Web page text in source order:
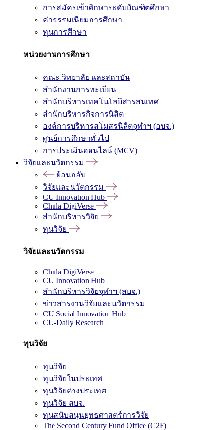
การสมัครเข้าศึกษาระดับบัณฑิตศึกษา
ค่าธรรมเนียมการศึกษา
ทุนการศึกษา
หน่วยงานการศึกษา
คณะ วิทยาลัย และสถาบัน
สำนักงานการทะเบียน
สำนักบริหารเทคโนโลยีสารสนเทศ
สำนักบริหารกิจการนิสิต
องค์การบริหารสโมสรนิสิตจุฬาฯ (อบจ.)
ศูนย์การศึกษาทั่วไป
การประเมินออนไลน์ (MCV)
วิจัยและนวัตกรรม
ย้อนกลับ
วิจัยและนวัตกรรม
CU Innovation Hub
Chula DigiVerse
สำนักบริหารวิจัย
ทุนวิจัย
วิจัยและนวัตกรรม
Chula DigiVerse
CU Innovation Hub
สำนักบริหารวิจัยจุฬาฯ (สบจ.)
ข่าวสารงานวิจัยและนวัตกรรม
CU Social Innovation Hub
CU-Daily Research
ทุนวิจัย
ทุนวิจัย
ทุนวิจัยในประเทศ
ทุนวิจัยต่างประเทศ
ทุนวิจัย สบจ.
ทุนสนับสนุนยุทธศาสตร์การวิจัย
The Second Century Fund Office (C2F)